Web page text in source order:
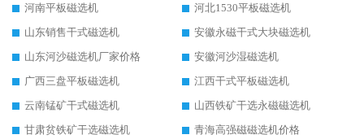
河南平板磁选机
河北1530平板磁选机
山东销售干式磁选机
安徽永磁干式大块磁选机
山东河沙磁选机厂家价格
安徽河沙湿磁选机
广西三盘平板磁选机
江西干式平板磁选机
云南锰矿干式磁选机
山西铁矿干选永磁磁选机
甘肃贫铁矿干选磁选机
青海高强磁磁选机价格